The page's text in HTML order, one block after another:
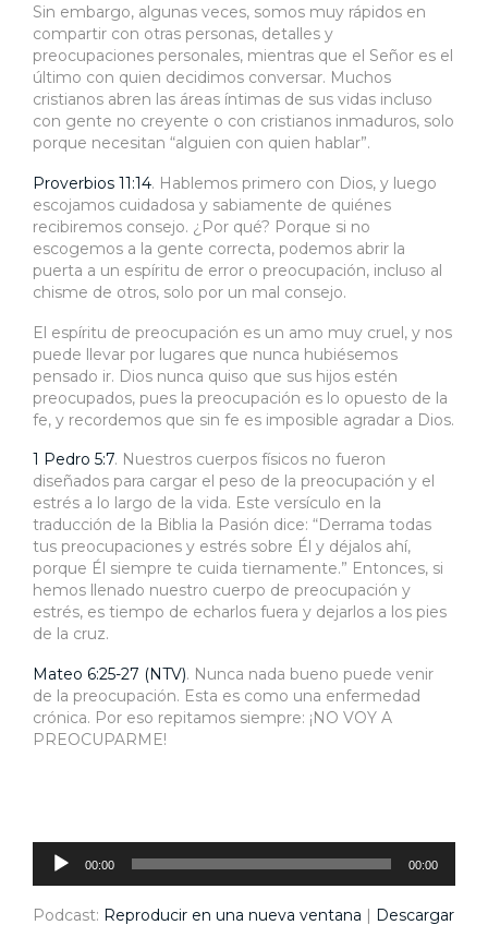
Sin embargo, algunas veces, somos muy rápidos en
compartir con otras personas, detalles y
preocupaciones personales, mientras que el Señor es el
último con quien decidimos conversar. Muchos
cristianos abren las áreas íntimas de sus vidas incluso
con gente no creyente o con cristianos inmaduros, solo
porque necesitan “alguien con quien hablar”.
Proverbios 11:14. Hablemos primero con Dios, y luego
escojamos cuidadosa y sabiamente de quiénes
recibiremos consejo. ¿Por qué? Porque si no
escogemos a la gente correcta, podemos abrir la
puerta a un espíritu de error o preocupación, incluso al
chisme de otros, solo por un mal consejo.
El espíritu de preocupación es un amo muy cruel, y nos
puede llevar por lugares que nunca hubiésemos
pensado ir. Dios nunca quiso que sus hijos estén
preocupados, pues la preocupación es lo opuesto de la
fe, y recordemos que sin fe es imposible agradar a Dios.
1 Pedro 5:7. Nuestros cuerpos físicos no fueron
diseñados para cargar el peso de la preocupación y el
estrés a lo largo de la vida. Este versículo en la
traducción de la Biblia la Pasión dice: “Derrama todas
tus preocupaciones y estrés sobre Él y déjalos ahí,
porque Él siempre te cuida tiernamente.” Entonces, si
hemos llenado nuestro cuerpo de preocupación y
estrés, es tiempo de echarlos fuera y dejarlos a los pies
de la cruz.
Mateo 6:25-27 (NTV). Nunca nada bueno puede venir
de la preocupación. Esta es como una enfermedad
crónica. Por eso repitamos siempre: ¡NO VOY A
PREOCUPARME!
Reproductor
audio 00:00 00:00
Podcast: Reproducir en una nueva ventana | Descargar